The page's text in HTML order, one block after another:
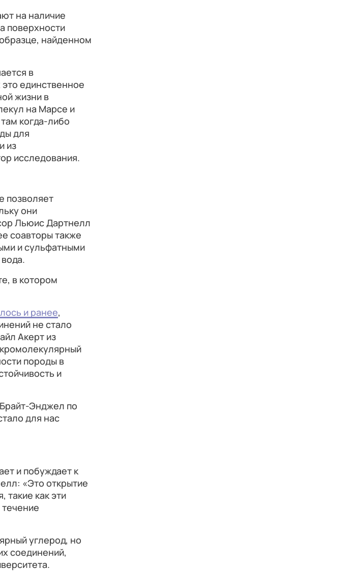
на наличие
поверхности
найденном
в
единственное
жизни в
на Марсе и
когда-либо
для
из
исследования.
позволяет
они
Льюис Дартнелл
соавторы также
и сульфатными
в котором
и ранее,
не стало
Акерт из
породы в
и
Энджел по
для нас
и побуждает к
«Это открытие
такие как эти
углерод, но
соединений,